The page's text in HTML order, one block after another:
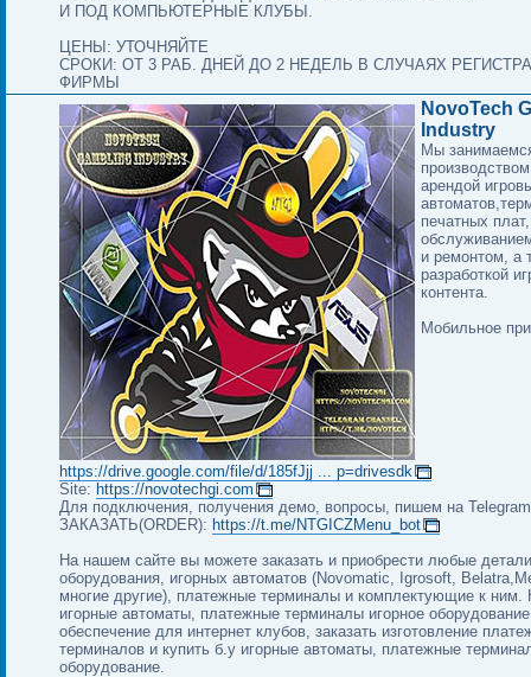
И ПОД КОМПЬЮТЕРНЫЕ КЛУБЫ.
ЦЕНЫ: УТОЧНЯЙТЕ
СРОКИ: ОТ 3 РАБ. ДНЕЙ ДО 2 НЕДЕЛЬ В СЛУЧАЯХ
ФИРМЫ
NovoTech
Industry
Мы
арендой
печатных
и ремонтом, а
разработкой
контента.
Мобильное
https://drive.google.com/file/d/185fJjj ... p=drivesdk
Site: https://novotechgi.com
Для подключения, получения демо, вопросы, пишем на Telegram
ЗАКАЗАТЬ(ORDER): https://t.me/NTGICZMenu_bot
На нашем сайте вы можете заказать и приобрести любые
оборудования, игорных автоматов (Novomatic, Igrosoft,
многие другие), платежные терминалы и комплектующие к ним.
игорные автоматы, платежные терминалы игорное
обеспечение для интернет клубов, заказать изготовление
терминалов и купить б.у игорные автоматы, платежные
оборудование.